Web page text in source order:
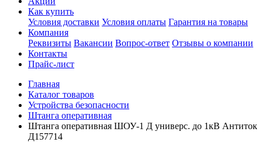
Как купить
Условия доставки Условия оплаты Гарантия на товары
Компания
Реквизиты Вакансии Вопрос-ответ Отзывы о компании
Контакты
Прайс-лист
Главная
Каталог товаров
Устройства безопасности
Штанга оперативная
Штанга оперативная ШОУ-1 Д универс. до 1кВ Антиток
Д157714